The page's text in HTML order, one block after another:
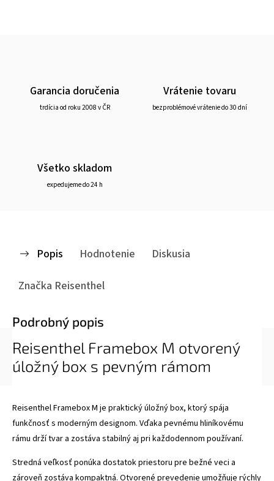
Garancia doručenia
trdícia od roku 2008 v ČR
Vrátenie tovaru
bezproblémové vrátenie do 30 dní
Všetko skladom
expedujeme do 24 h
Popis Hodnotenie
Diskusia
Značka Reisenthel
Podrobný popis
Reisenthel Framebox M otvorený
úložný box s pevným rámom
Reisenthel Framebox M je praktický úložný box, ktorý spája
funkčnosť s moderným designom. Vďaka pevnému hliníkovému
rámu drží tvar a zostáva stabilný aj pri každodennom používaní.
Stredná veľkosť ponúka dostatok priestoru pre bežné veci a
zároveň zostáva kompaktná. Otvorené prevedenie umožňuje rýchly